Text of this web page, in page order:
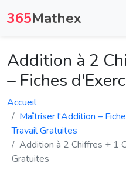
365Mathex
Addition à 2
– Fiches
Accueil
Maîtriser l'Addition –
Travail Gratuites
Addition à 2 Chiffres + 1
Gratuites